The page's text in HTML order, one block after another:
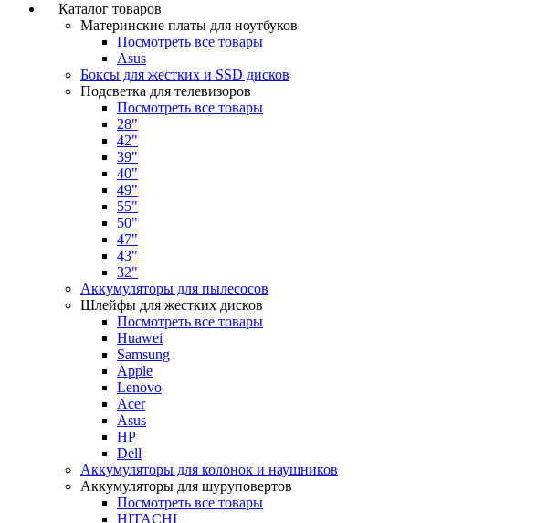
Каталог товаров
Материнские платы для ноутбуков
Посмотреть все товары
Asus
Боксы для жестких и SSD дисков
Подсветка для телевизоров
Посмотреть все товары
28"
42"
39"
40"
49"
55"
50"
47"
43"
32"
Аккумуляторы для пылесосов
Шлейфы для жестких дисков
Посмотреть все товары
Huawei
Samsung
Apple
Lenovo
Acer
Asus
HP
Dell
Аккумуляторы для колонок и наушников
Аккумуляторы для шуруповертов
Посмотреть все товары
HITACHI